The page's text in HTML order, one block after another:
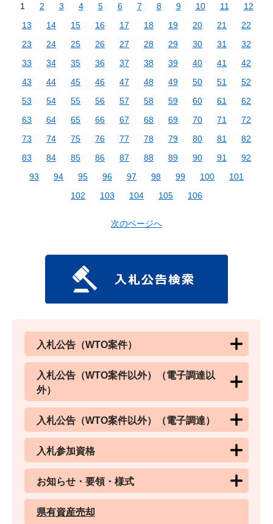
1 2 3 4 5 6 7 8 9 10 11
12
13
14 15 16 17 18 19 20 21
22
23
24 25 26 27 28 29 30 31
32
33
34 35 36 37 38 39 40 41
42
43
44 45 46 47 48 49 50 51
52
53
54 55 56 57 58 59 60 61
62
63
64 65 66 67 68 69 70 71
72
73
74 75 76 77 78 79 80 81
82
83
84 85 86 87 88 89 90 91
92
93
94 95 96 97 98 99 100
101
102
103 104 105 106
次のページへ
入札公告（WTO案件）
入札公告（WTO案件以外）（電子調達以
外）
入札公告（WTO案件以外）（電子調達）
入札参加資格
お知らせ・要領・様式
県有資産売却